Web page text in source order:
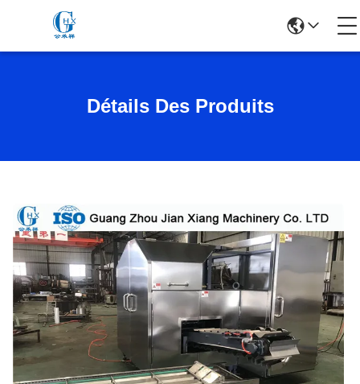
Détails Des Produits